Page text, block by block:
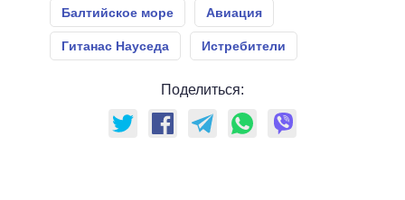
Балтийское море Авиация
Гитанас Науседа Истребители
Поделиться: